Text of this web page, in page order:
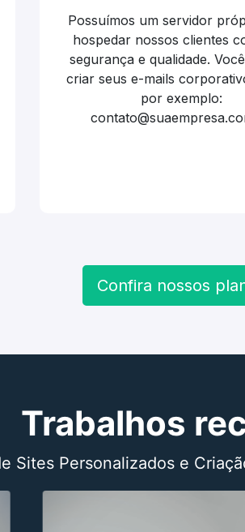
Possuímos um servidor
hospedar nossos clientes
segurança e qualidade.
criar seus e-mails
por exemplo:
Confira nossos
Trabalhos
Sites Personalizados e